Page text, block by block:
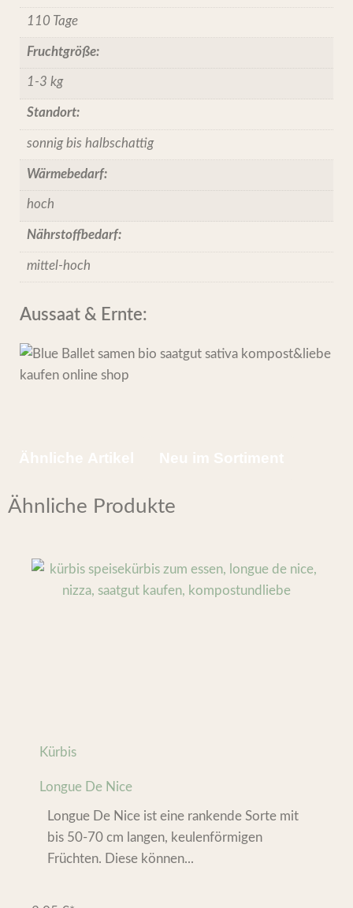
110 Tage
Fruchtgröße:
1-3 kg
Standort:
sonnig bis halbschattig
Wärmebedarf:
hoch
Nährstoffbedarf:
mittel-hoch
Aussaat & Ernte:
Ähnliche Produkte
Kürbis
Longue De Nice
Longue De Nice ist eine rankende Sorte mit
bis 50-70 cm langen, keulenförmigen
Früchten. Diese können...